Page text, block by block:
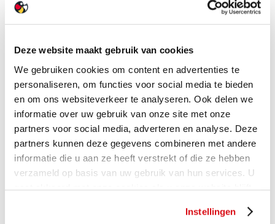
Deze website maakt gebruik van cookies
We gebruiken cookies om content en advertenties te
personaliseren, om functies voor social media te bieden
en om ons websiteverkeer te analyseren. Ook delen we
informatie over uw gebruik van onze site met onze
partners voor social media, adverteren en analyse. Deze
partners kunnen deze gegevens combineren met andere
informatie die u aan ze heeft verstrekt of die ze hebben
verzameld op basis van uw gebruik van hun services. U
gaat akkoord met onze cookies als u onze website blijft
Instellingen